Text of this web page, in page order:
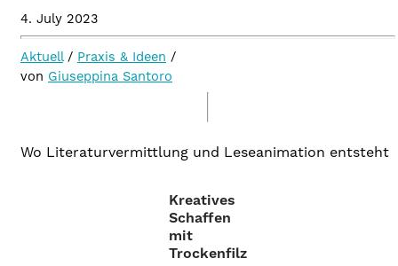
4. July 2023
Aktuell/ Praxis & Ideen /
von Giuseppina Santoro
Wo Literaturvermittlung und Leseanimation entsteht
Kreatives
Schaffen
mit
Trockenfilz